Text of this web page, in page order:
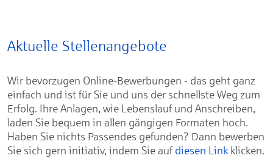
Aktuelle Stellenangebote
Wir bevorzugen Online-Bewerbungen - das geht ganz
einfach und ist für Sie und uns der schnellste Weg zum
Erfolg. Ihre Anlagen, wie Lebenslauf und Anschreiben,
laden Sie bequem in allen gängigen Formaten hoch.
Haben Sie nichts Passendes gefunden? Dann bewerben
Sie sich gern initiativ, indem Sie auf diesen Linkklicken.